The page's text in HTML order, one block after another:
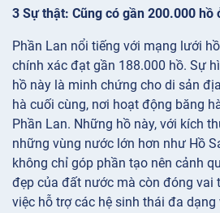
3 Sự thật: Cũng có gần 200.000 hồ
Phần Lan nổi tiếng với mạng lưới
chính xác đạt gần 188.000 hồ. Sự
hồ này là minh chứng cho di sản
hà cuối cùng, nơi hoạt động băng
Phần Lan. Những hồ này, với kích
những vùng nước lớn hơn như Hồ
không chỉ góp phần tạo nên cảnh
đẹp của đất nước mà còn đóng vai
việc hỗ trợ các hệ sinh thái đa